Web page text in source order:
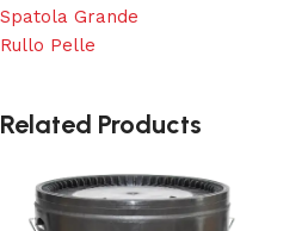
Spatola Grande
Rullo Pelle
Related Products